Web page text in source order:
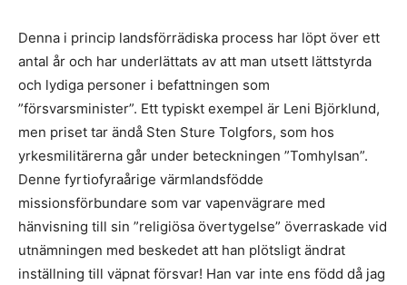
Denna i princip landsförrädiska process har löpt över ett
antal år och har underlättats av att man utsett lättstyrda
och lydiga personer i befattningen som
”försvarsminister”. Ett typiskt exempel är Leni Björklund,
men priset tar ändå Sten Sture Tolgfors, som hos
yrkesmilitärerna går under beteckningen ”Tomhylsan”.
Denne fyrtiofyraårige värmlandsfödde
missionsförbundare som var vapenvägrare med
hänvisning till sin ”religiösa övertygelse” överraskade vid
utnämningen med beskedet att han plötsligt ändrat
inställning till väpnat försvar! Han var inte ens född då jag